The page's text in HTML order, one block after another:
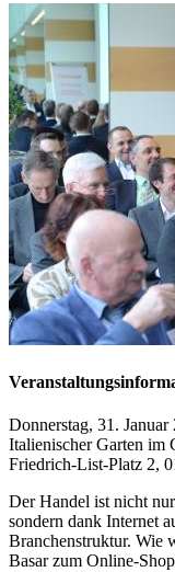
Donnerstag, 31.
Italienischer Garten im
Friedrich-List-Platz 2,
Der Handel ist nicht
sondern dank Internet
Branchenstruktur. Wie
Basar zum Online-